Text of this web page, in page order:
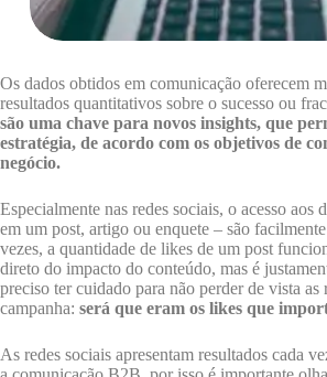
Os dados obtidos em comunicação oferecem
resultados quantitativos sobre o sucesso ou
são uma chave para novos insights, que
estratégia, de acordo com os objetivos de
negócio.
Especialmente nas redes sociais, o acesso aos
em um post, artigo ou enquete – são
vezes, a quantidade de likes de um post
direto do impacto do conteúdo, mas é
preciso ter cuidado para não perder de vista as
campanha: será que eram os likes que
As redes sociais apresentam resultados cada